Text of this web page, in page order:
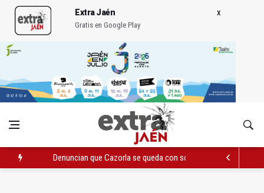
Extra Jaén
Gratis en Google Play
Denuncian que Cazorla se queda con solo dos bomberos por